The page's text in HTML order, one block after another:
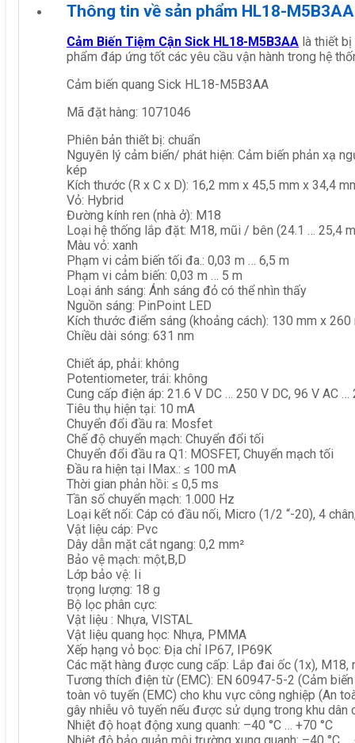
Thông tin về sản phẩm HL18-M5B3AA
Cảm Biến Tiệm Cận Sick HL18-M5B3AA là thiết
phẩm đáp ứng tốt các yêu cầu vận hành trong hệ
Cảm biến quang Sick HL18-M5B3AA
Mã đặt hàng: 1071046
Phiên bản thiết bị: chuẩn
Nguyên lý cảm biến/ phát hiện: Cảm biến phản xạ
kép
Kích thước (R x C x D): 16,2 mm x 45,5 mm x 34,4
Vỏ: Hybrid
Đường kính ren (nhà ở): M18
Loại hệ thống lắp đặt: M18, mũi / bên (24.1 … 25,4
Màu vỏ: xanh
Phạm vi cảm biến tối đa.: 0,03 m … 6,5 m
Phạm vi cảm biến: 0,03 m … 5 m
Loại ánh sáng: Ánh sáng đỏ có thể nhìn thấy
Nguồn sáng: PinPoint LED
Kích thước điểm sáng (khoảng cách): 130 mm x 260
Chiều dài sóng: 631 nm
Chiết áp, phải: không
Potentiometer, trái: không
Cung cấp điện áp: 21.6 V DC … 250 V DC, 96 V AC
Tiêu thụ hiện tại: 10 mA
Chuyển đổi đầu ra: Mosfet
Chế độ chuyển mạch: Chuyển đổi tối
Chuyển đổi đầu ra Q1: MOSFET, Chuyển mạch tối
Đầu ra hiện tại IMax.: ≤ 100 mA
Thời gian phản hồi: ≤ 0,5 ms
Tần số chuyển mạch: 1.000 Hz
Loại kết nối: Cáp có đầu nối, Micro (1/2 “-20), 4
Vật liệu cáp: Pvc
Dây dẫn mặt cắt ngang: 0,2 mm²
Bảo vệ mạch: một,B,D
Lớp bảo vệ: Ii
trọng lượng: 18 g
Bộ lọc phân cực:
Vật liệu : Nhựa, VISTAL
Vật liệu quang học: Nhựa, PMMA
Xếp hạng vỏ bọc: Địa chỉ IP67, IP69K
Các mặt hàng được cung cấp: Lắp đai ốc (1x), M18,
Tương thích điện từ (EMC): EN 60947-5-2 (Cảm
toàn vô tuyến (EMC) cho khu vực công nghiệp (An
gây nhiễu vô tuyến nếu được sử dụng trong khu dân
Nhiệt độ hoạt động xung quanh: –40 °C … +70 °C